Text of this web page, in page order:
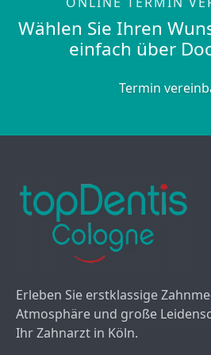
Wählen Sie Ihren
einfach über
Termin
Erleben Sie erstklassige
Atmosphäre und große
Ihr Zahnarzt in Köln.